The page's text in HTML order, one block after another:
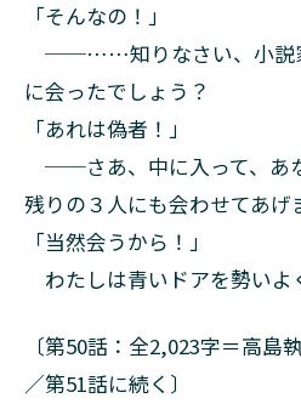
「そんなの！」
──……知りなさい、小説
に会ったでしょう？
「あれは偽者！」
──さあ、中に入って、あ
残りの３人にも会わせてあげ
「当然会うから！」
わたしは青いドアを勢いよ
〔第50話：全2,023字＝高島
／第51話に続く〕